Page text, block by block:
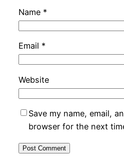
Name *
Email *
Website
Save my name, email,
browser for the next